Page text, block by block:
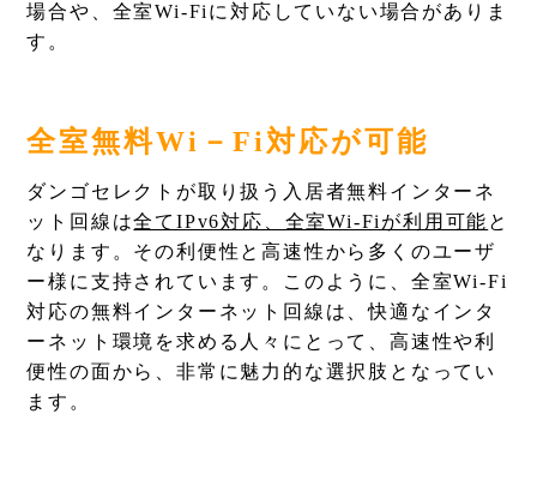
場合や、全室Wi-Fiに対応していない場合がありま
す。
全室無料Wi－Fi対応が可能
ダンゴセレクトが取り扱う入居者無料インターネ
ット回線は全てIPv6対応、全室Wi-Fiが利用可能 と
なります。その利便性と高速性から多くのユーザ
ー様に支持されています。このように、全室Wi-Fi
対応の無料インターネット回線は、快適なインタ
ーネット環境を求める人々にとって、高速性や利
便性の面から、非常に魅力的な選択肢となってい
ます。